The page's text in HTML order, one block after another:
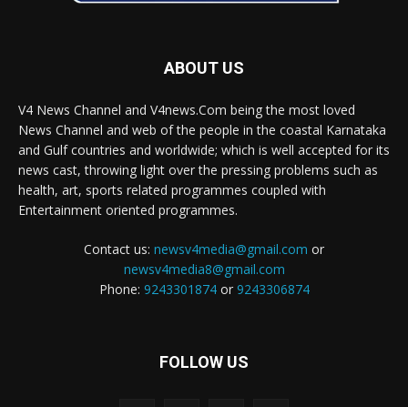
ABOUT US
V4 News Channel and V4news.Com being the most loved
News Channel and web of the people in the coastal Karnataka
and Gulf countries and worldwide; which is well accepted for its
news cast, throwing light over the pressing problems such as
health, art, sports related programmes coupled with
Entertainment oriented programmes.
Contact us: newsv4media@gmail.com or
newsv4media8@gmail.com
Phone: 9243301874or 9243306874
FOLLOW US